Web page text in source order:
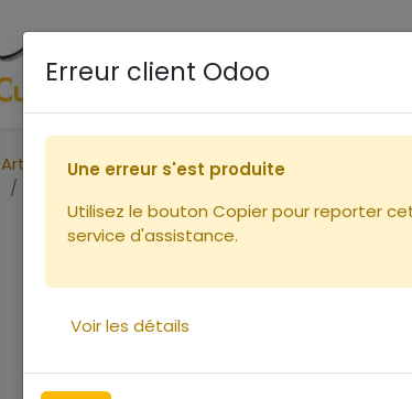
Accueil Boutique
Articles
Erreur client Odoo
Une erreur s'est produite
Utilisez le bouton Copier pour reporter
service d'assistance.
Voir les détails